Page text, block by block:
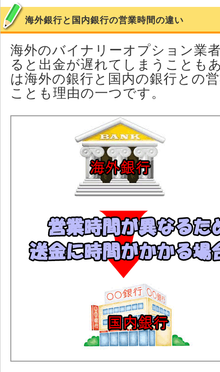
海外銀行と国内銀行の営業時間の違い
海外のバイナリーオプション業
ると出金が遅れてしまうことも
は海外の銀行と国内の銀行との
ことも理由の一つです。